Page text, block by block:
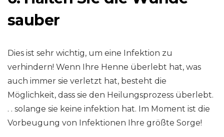
sauber
Dies ist sehr wichtig, um eine Infektion zu
verhindern! Wenn Ihre Henne überlebt hat, was
auch immer sie verletzt hat, besteht die
Möglichkeit, dass sie den Heilungsprozess überlebt.
. . solange sie keine infektion hat. Im Moment ist die
Vorbeugung von Infektionen Ihre größte Sorge!